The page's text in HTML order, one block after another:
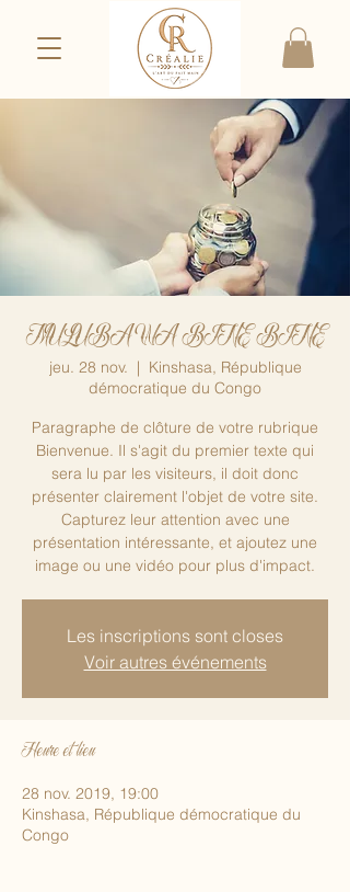
MULUBA WA BINE BINE
jeu. 28 nov.
  |
Kinshasa, République
démocratique du Congo
Paragraphe de clôture de votre rubrique
Bienvenue. Il s'agit du premier texte qui
sera lu par les visiteurs, il doit donc
présenter clairement l'objet de votre site.
Capturez leur attention avec une
présentation intéressante, et ajoutez une
image ou une vidéo pour plus d'impact.
Les inscriptions sont closes
Voir autres événements
Heure et lieu
28 nov. 2019, 19:00
Kinshasa, République démocratique du
Congo